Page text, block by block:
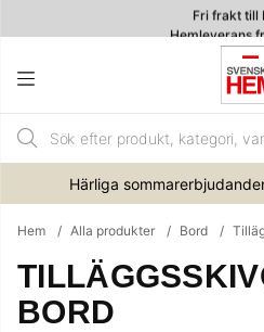
Hemleverans
Härliga
Hem Alla produkter Bord
BORD